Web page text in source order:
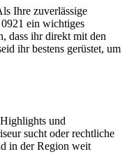
Ihre zuverlässige
ein wichtiges
dass ihr direkt mit den
ihr bestens gerüstet, um
und
sucht oder rechtliche
in der Region weit